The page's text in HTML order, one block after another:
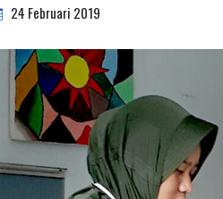
24 Februari 2019